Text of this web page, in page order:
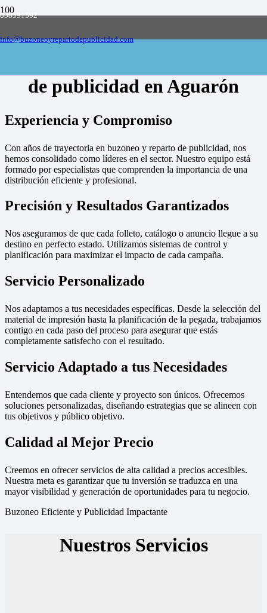
658591592
info@buzoneoyrepartodepublicidad.com
Empresa de buzoneo y reparto de publicidad
de publicidad en Aguarón
Experiencia y Compromiso
Con años de trayectoria en buzoneo y reparto de publicidad, nos
hemos consolidado como líderes en el sector. Nuestro equipo está
formado por especialistas que comprenden la importancia de una
distribución eficiente y profesional.
Precisión y Resultados Garantizados
Nos aseguramos de que cada folleto, catálogo o anuncio llegue a su
destino en perfecto estado. Utilizamos sistemas de control y
planificación para maximizar el impacto de cada campaña.
Servicio Personalizado
Nos adaptamos a tus necesidades específicas. Desde la selección del
material de impresión hasta la planificación de la pegada, trabajamos
contigo en cada paso del proceso para asegurar que estás
completamente satisfecho con el resultado.
Servicio Adaptado a tus Necesidades
Entendemos que cada cliente y proyecto son únicos. Ofrecemos
soluciones personalizadas, diseñando estrategias que se alineen con
tus objetivos y público objetivo.
Calidad al Mejor Precio
Creemos en ofrecer servicios de alta calidad a precios accesibles.
Nuestra meta es garantizar que tu inversión se traduzca en una
mayor visibilidad y generación de oportunidades para tu negocio.
Buzoneo Eficiente y Publicidad Impactante
Nuestros Servicios